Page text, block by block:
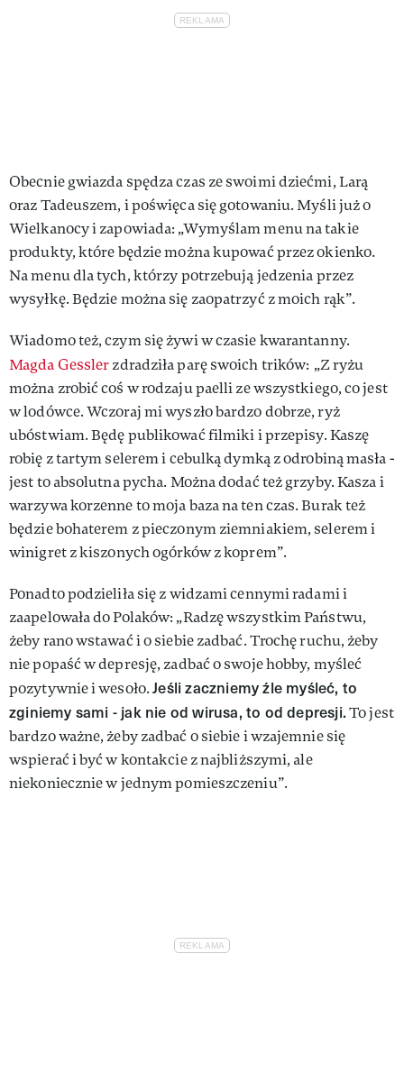
Obecnie gwiazda spędza czas ze swoimi dziećmi, Larą
oraz Tadeuszem, i poświęca się gotowaniu. Myśli już o
Wielkanocy i zapowiada: „Wymyślam menu na takie
produkty, które będzie można kupować przez okienko.
Na menu dla tych, którzy potrzebują jedzenia przez
wysyłkę. Będzie można się zaopatrzyć z moich rąk”.
Wiadomo też, czym się żywi w czasie kwarantanny.
Magda Gesslerzdradziła parę swoich trików: „Z ryżu
można zrobić coś w rodzaju paelli ze wszystkiego, co jest
w lodówce. Wczoraj mi wyszło bardzo dobrze, ryż
ubóstwiam. Będę publikować filmiki i przepisy. Kaszę
robię z tartym selerem i cebulką dymką z odrobiną masła -
jest to absolutna pycha. Można dodać też grzyby. Kasza i
warzywa korzenne to moja baza na ten czas. Burak też
będzie bohaterem z pieczonym ziemniakiem, selerem i
winigret z kiszonych ogórków z koprem”.
Ponadto podzieliła się z widzami cennymi radami i
zaapelowała do Polaków: „Radzę wszystkim Państwu,
żeby rano wstawać i o siebie zadbać. Trochę ruchu, żeby
nie popaść w depresję, zadbać o swoje hobby, myśleć
pozytywnie i wesoło.Jeśli zaczniemy źle myśleć, to
zginiemy sami - jak nie od wirusa, to od depresji.To jest
bardzo ważne, żeby zadbać o siebie i wzajemnie się
wspierać i być w kontakcie z najbliższymi, ale
niekoniecznie w jednym pomieszczeniu”.